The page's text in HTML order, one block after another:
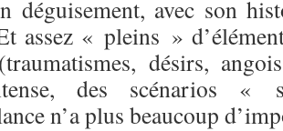
déguisement, avec son
assez « pleins »
désirs,
des scénarios «
n’a plus beaucoup